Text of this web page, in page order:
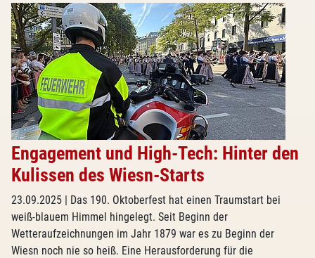
Engagement und High-Tech: Hinter den
Kulissen des Wiesn-Starts
23.09.2025 | Das 190. Oktoberfest hat einen Traumstart bei
weiß-blauem Himmel hingelegt. Seit Beginn der
Wetteraufzeichnungen im Jahr 1879 war es zu Beginn der
Wiesn noch nie so heiß. Eine Herausforderung für die